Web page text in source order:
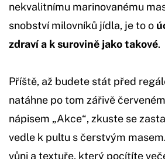
nekvalitnímu marinovanému
snobství milovníků jídla, je to o
zdraví a k surovině jako takové.
Příště, až budete stát před
natáhne po tom zářivě
nápisem „Akce“, zkuste se
vedle k pultu s čerstvým
vůni a textuře, který pocítíte